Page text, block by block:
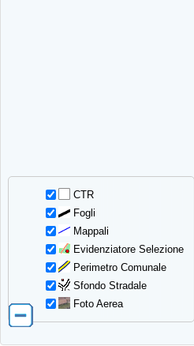
CTR
Fogli
Mappali
Evidenziatore Selezione
Perimetro Comunale
Sfondo Stradale
Foto Aerea